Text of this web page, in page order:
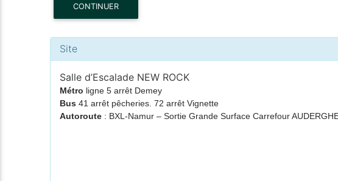
CONTINUER
Site
Salle d’Escalade NEW ROCK
Métro ligne 5 arrêt Demey
Bus 41 arrêt pêcheries. 72 arrêt Vignette
Autoroute : BXL-Namur – Sortie Grande Surface Carrefour